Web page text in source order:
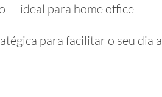
— ideal para home office
para facilitar o seu dia a